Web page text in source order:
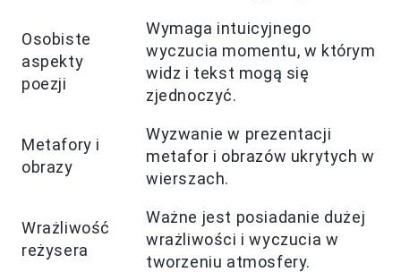
Osobiste
aspekty
poezji
Wymaga intuicyjnego
wyczucia momentu, w którym
widz i tekst mogą się
zjednoczyć.
Metafory i
obrazy
Wyzwanie w prezentacji
metafor i obrazów ukrytych w
wierszach.
Wrażliwość
reżysera
Ważne jest posiadanie dużej
wrażliwości i wyczucia w
tworzeniu atmosfery.